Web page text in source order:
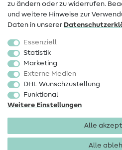
Stoffe
Sale
Schnittmuster
zu ändern oder zu widerrufen.
und weitere Hinweise zur
Daten in unserer
Essenziell
Statistik
Marketing
Externe Medien
DHL Wunschzustellung
Funktional
Weitere Einstellungen
Alle
Alle
Impressum Datenschutz